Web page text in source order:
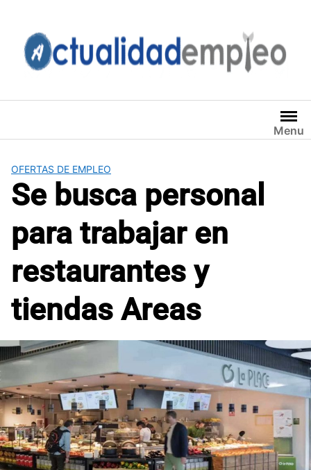
contenido
Menu
OFERTAS DE EMPLEO
Se busca personal
para trabajar en
restaurantes y
tiendas Areas